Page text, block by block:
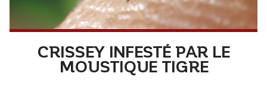
CRISSEY INFESTÉ PAR LE
MOUSTIQUE TIGRE